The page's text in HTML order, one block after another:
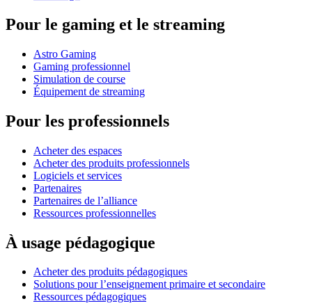
Pour le gaming et le streaming
Astro Gaming
Gaming professionnel
Simulation de course
Équipement de streaming
Pour les professionnels
Acheter des espaces
Acheter des produits professionnels
Logiciels et services
Partenaires
Partenaires de l’alliance
Ressources professionnelles
À usage pédagogique
Acheter des produits pédagogiques
Solutions pour l’enseignement primaire et secondaire
Ressources pédagogiques